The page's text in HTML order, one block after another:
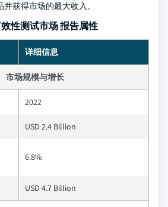
获得市场的最大收入。
性测试市场 报告属性
详细信息
市场规模与增长
2022
USD 2.4 Billion
6.8%
USD 4.7 Billion